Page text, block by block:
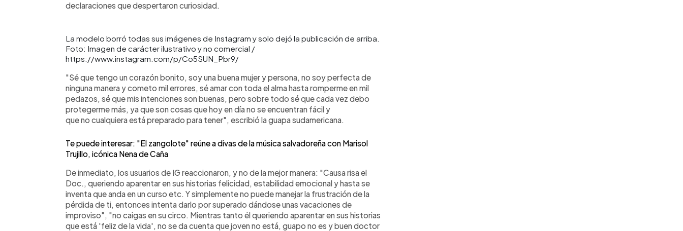
declaraciones que despertaron curiosidad.
La modelo borró todas sus imágenes de Instagram y solo dejó la publicación de arriba.
Foto: Imagen de carácter ilustrativo y no comercial /
https://www.instagram.com/p/Co5SUN_Pbr9/
"Sé que tengo un corazón bonito, soy una buena mujer y persona, no soy perfecta de
ninguna manera y cometo mil errores, sé amar con toda el alma hasta romperme en mil
pedazos, sé que mis intenciones son buenas, pero sobre todo sé que cada vez debo
protegerme más, ya que son cosas que hoy en día no se encuentran fácil y
que no cualquiera está preparado para tener", escribió la guapa sudamericana.
Te puede interesar: "El zangolote" reúne a divas de la música salvadoreña con Marisol
Trujillo, icónica Nena de Caña
De inmediato, los usuarios de IG reaccionaron, y no de la mejor manera: "Causa risa el
Doc., queriendo aparentar en sus historias felicidad, estabilidad emocional y hasta se
inventa que anda en un curso etc. Y simplemente no puede manejar la frustración de la
pérdida de ti, entonces intenta darlo por superado dándose unas vacaciones de
improviso", "no caigas en su circo. Mientras tanto él queriendo aparentar en sus historias
que está 'feliz de la vida', no se da cuenta que joven no está, guapo no es y buen doctor